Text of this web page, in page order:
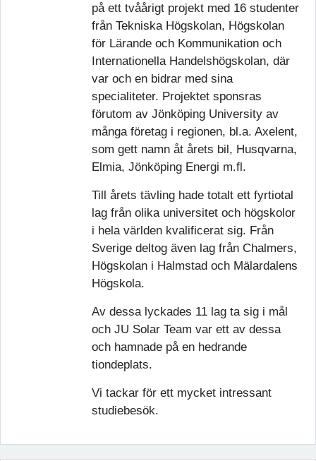
på ett tvåårigt projekt med 16 studenter
från Tekniska Högskolan, Högskolan
för Lärande och Kommunikation och
Internationella Handelshögskolan, där
var och en bidrar med sina
specialiteter. Projektet sponsras
förutom av Jönköping University av
många företag i regionen, bl.a. Axelent,
som gett namn åt årets bil, Husqvarna,
Elmia, Jönköping Energi m.fl.
Till årets tävling hade totalt ett fyrtiotal
lag från olika universitet och högskolor
i hela världen kvalificerat sig. Från
Sverige deltog även lag från Chalmers,
Högskolan i Halmstad och Mälardalens
Högskola.
Av dessa lyckades 11 lag ta sig i mål
och JU Solar Team var ett av dessa
och hamnade på en hedrande
tiondeplats.
Vi tackar för ett mycket intressant
studiebesök.